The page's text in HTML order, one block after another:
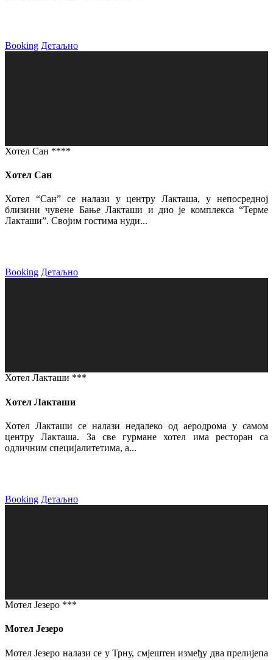
Booking Детаљно
Хотел Сан ****
Хотел Сан
Хотел “Сан” се налази у центру Лакташа, у непосредној
близини чувене Бање Лакташи и дио је комплекса “Терме
Лакташи”. Својим гостима нуди...
Booking Детаљно
Хотел Лакташи ***
Хотел Лакташи
Хотел Лакташи се налази недалеко од аеродрома у самом
центру Лакташа. За све гурмане хотел има ресторан са
одличним специјалитетима, а...
Booking Детаљно
Мотел Језеро ***
Мотел Језеро
Мотел Језеро налази се у Трну, смјештен између два прелијепа